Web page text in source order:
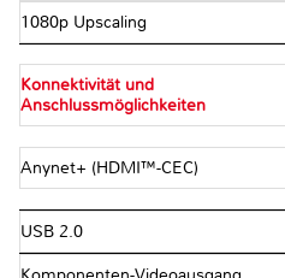
1080p Upscaling
Konnektivität und
Anschlussmöglichkeiten
Anynet+ (HDMI™-CEC)
USB 2.0